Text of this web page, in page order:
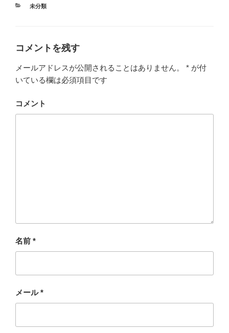
カ
ー
未分類
コメントを残す
メールアドレスが公開されることはありません。 * が付
いている欄は必須項目です
コメント
名前 *
メール*